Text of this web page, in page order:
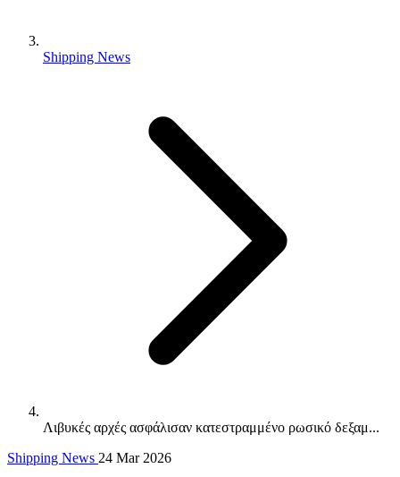
Shipping News
Λιβυκές αρχές ασφάλισαν κατεστραμμένο ρωσικό δεξαμ...
Shipping News 24 Mar 2026